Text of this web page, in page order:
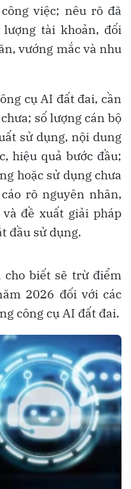
việc; nêu rõ đã
tài khoản, đối
vướng mắc và nhu
cụ AI đất đai, cần
số lượng cán bộ
sử dụng, nội dung
hiệu quả bước đầu;
hoặc sử dụng chưa
rõ nguyên nhân,
đề xuất giải pháp
đầu sử dụng.
cho biết sẽ trừ điểm
2026 đối với các
công cụ AI đất đai.